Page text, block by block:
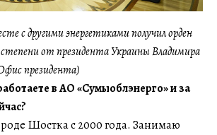
с другими энергетиками получил орден
от президента Украины Владимира
президента)
в АО «Сумыоблэнерго» и за
Шостка с 2000 года. Занимаю